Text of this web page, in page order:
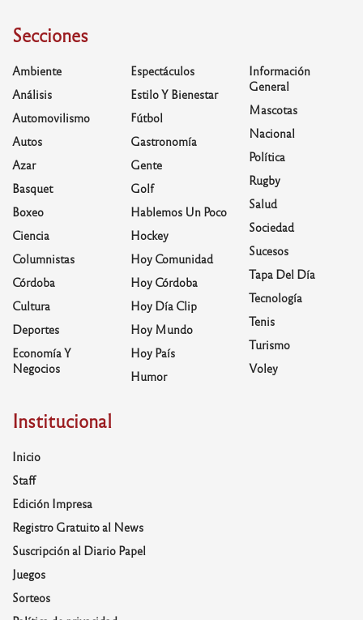
Secciones
Ambiente
Análisis
Automovilismo
Autos
Azar
Basquet
Boxeo
Ciencia
Columnistas
Córdoba
Cultura
Deportes
Economía Y
Negocios
Espectáculos
Estilo Y Bienestar
Fútbol
Gastronomía
Gente
Golf
Hablemos Un Poco
Hockey
Hoy Comunidad
Hoy Córdoba
Hoy Día Clip
Hoy Mundo
Hoy País
Humor
Información
General
Mascotas
Nacional
Política
Rugby
Salud
Sociedad
Sucesos
Tapa Del Día
Tecnología
Tenis
Turismo
Voley
Institucional
Inicio
Staff
Edición Impresa
Registro Gratuito al News
Suscripción al Diario Papel
Juegos
Sorteos